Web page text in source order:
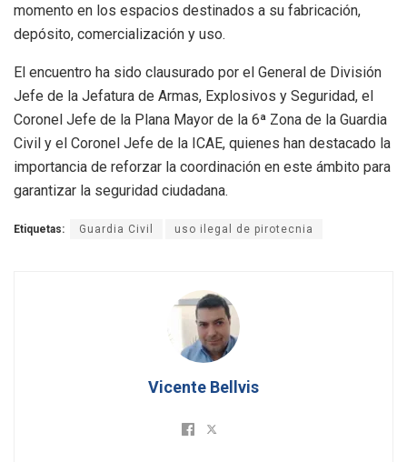
momento en los espacios destinados a su fabricación,
depósito, comercialización y uso.
El encuentro ha sido clausurado por el General de División
Jefe de la Jefatura de Armas, Explosivos y Seguridad, el
Coronel Jefe de la Plana Mayor de la 6ª Zona de la Guardia
Civil y el Coronel Jefe de la ICAE, quienes han destacado la
importancia de reforzar la coordinación en este ámbito para
garantizar la seguridad ciudadana.
Etiquetas: Guardia Civil uso ilegal de pirotecnia
Vicente Bellvis